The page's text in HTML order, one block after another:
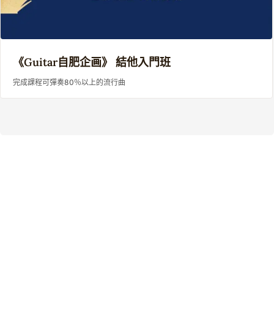
《Guitar自肥企画》 結他入門班
完成課程可彈奏80％以上的流行曲